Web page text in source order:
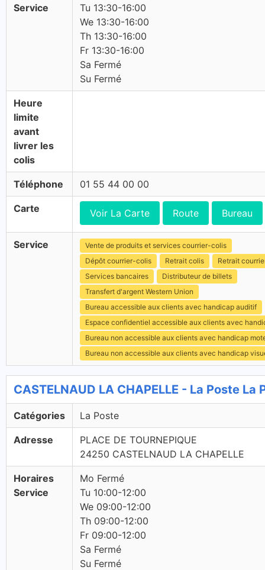
Service
Tu 13:30-16:00
We 13:30-16:00
Th 13:30-16:00
Fr 13:30-16:00
Sa Fermé
Su Fermé
Heure
limite
avant
livrer les
colis
Téléphone 01 55 44 00 00
Carte Voir La Carte Route Bureau
Service
Vente de produits et services courrier-colis
Dépôt courrier-colis
Retrait colis
Retrait
Services bancaires
Distributeur de billets
Transfert d'argent Western Union
Bureau accessible aux clients avec handicap auditif
Espace confidentiel accessible aux clients avec
Bureau non accessible aux clients avec handicap
Bureau non accessible aux clients avec handicap
CASTELNAUD LA CHAPELLE - La Poste La
Catégories La Poste
Adresse
PLACE DE TOURNEPIQUE
24250 CASTELNAUD LA CHAPELLE
Horaires
Service
Mo Fermé
Tu 10:00-12:00
We 09:00-12:00
Th 09:00-12:00
Fr 09:00-12:00
Sa Fermé
Su Fermé